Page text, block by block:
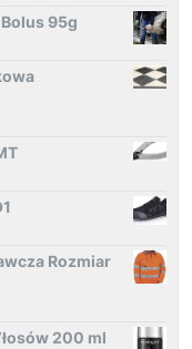
95g
Rozmiar
200 ml